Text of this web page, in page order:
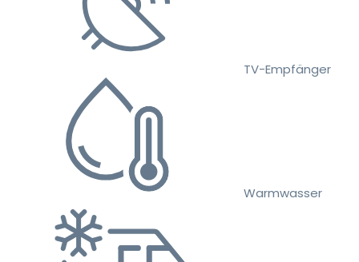
TV-Empfänger
Warmwasser